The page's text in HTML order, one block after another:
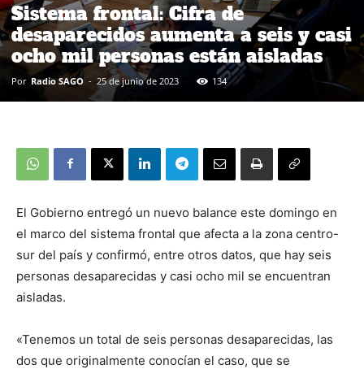
Sistema frontal: Cifra de
desaparecidos aumenta a seis y casi
ocho mil personas están aisladas
Por Radio SAGO - 25 de junio de 2023 134
El Gobierno entregó un nuevo balance este domingo en
el marco del sistema frontal que afecta a la zona centro-
sur del país y confirmó, entre otros datos, que hay seis
personas desaparecidas y casi ocho mil se encuentran
aisladas.
«Tenemos un total de seis personas desaparecidas, las
dos que originalmente conocían el caso, que se